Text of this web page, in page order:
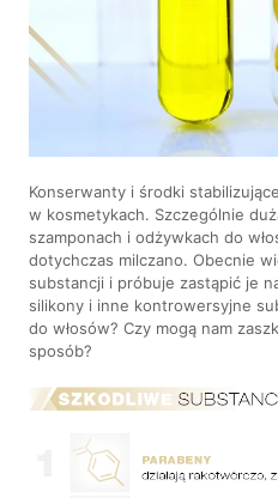
Konserwanty i środki
w kosmetykach. Szczególnie
szamponach i odżywkach do
dotychczas milczano. Obecnie
substancji i próbuje zastąpić je
silikony i inne kontrowersyjne
do włosów? Czy mogą nam
sposób?